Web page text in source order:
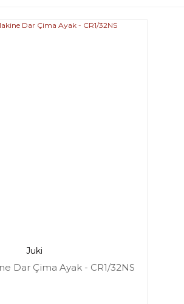
Juki
Dar Çima Ayak - CR1/32NS